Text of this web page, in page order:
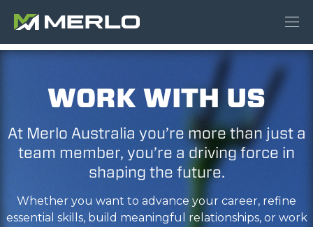
WORK WITH US
At Merlo Australia you’re more than just a
team member, you’re a driving force in
shaping the future.
Whether you want to advance your career, refine
essential skills, build meaningful relationships, or work